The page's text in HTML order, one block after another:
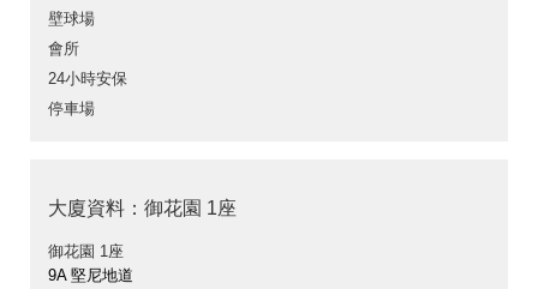
壁球場
會所
24小時安保
停車場
大廈資料：御花園 1座
御花園 1座
9A 堅尼地道